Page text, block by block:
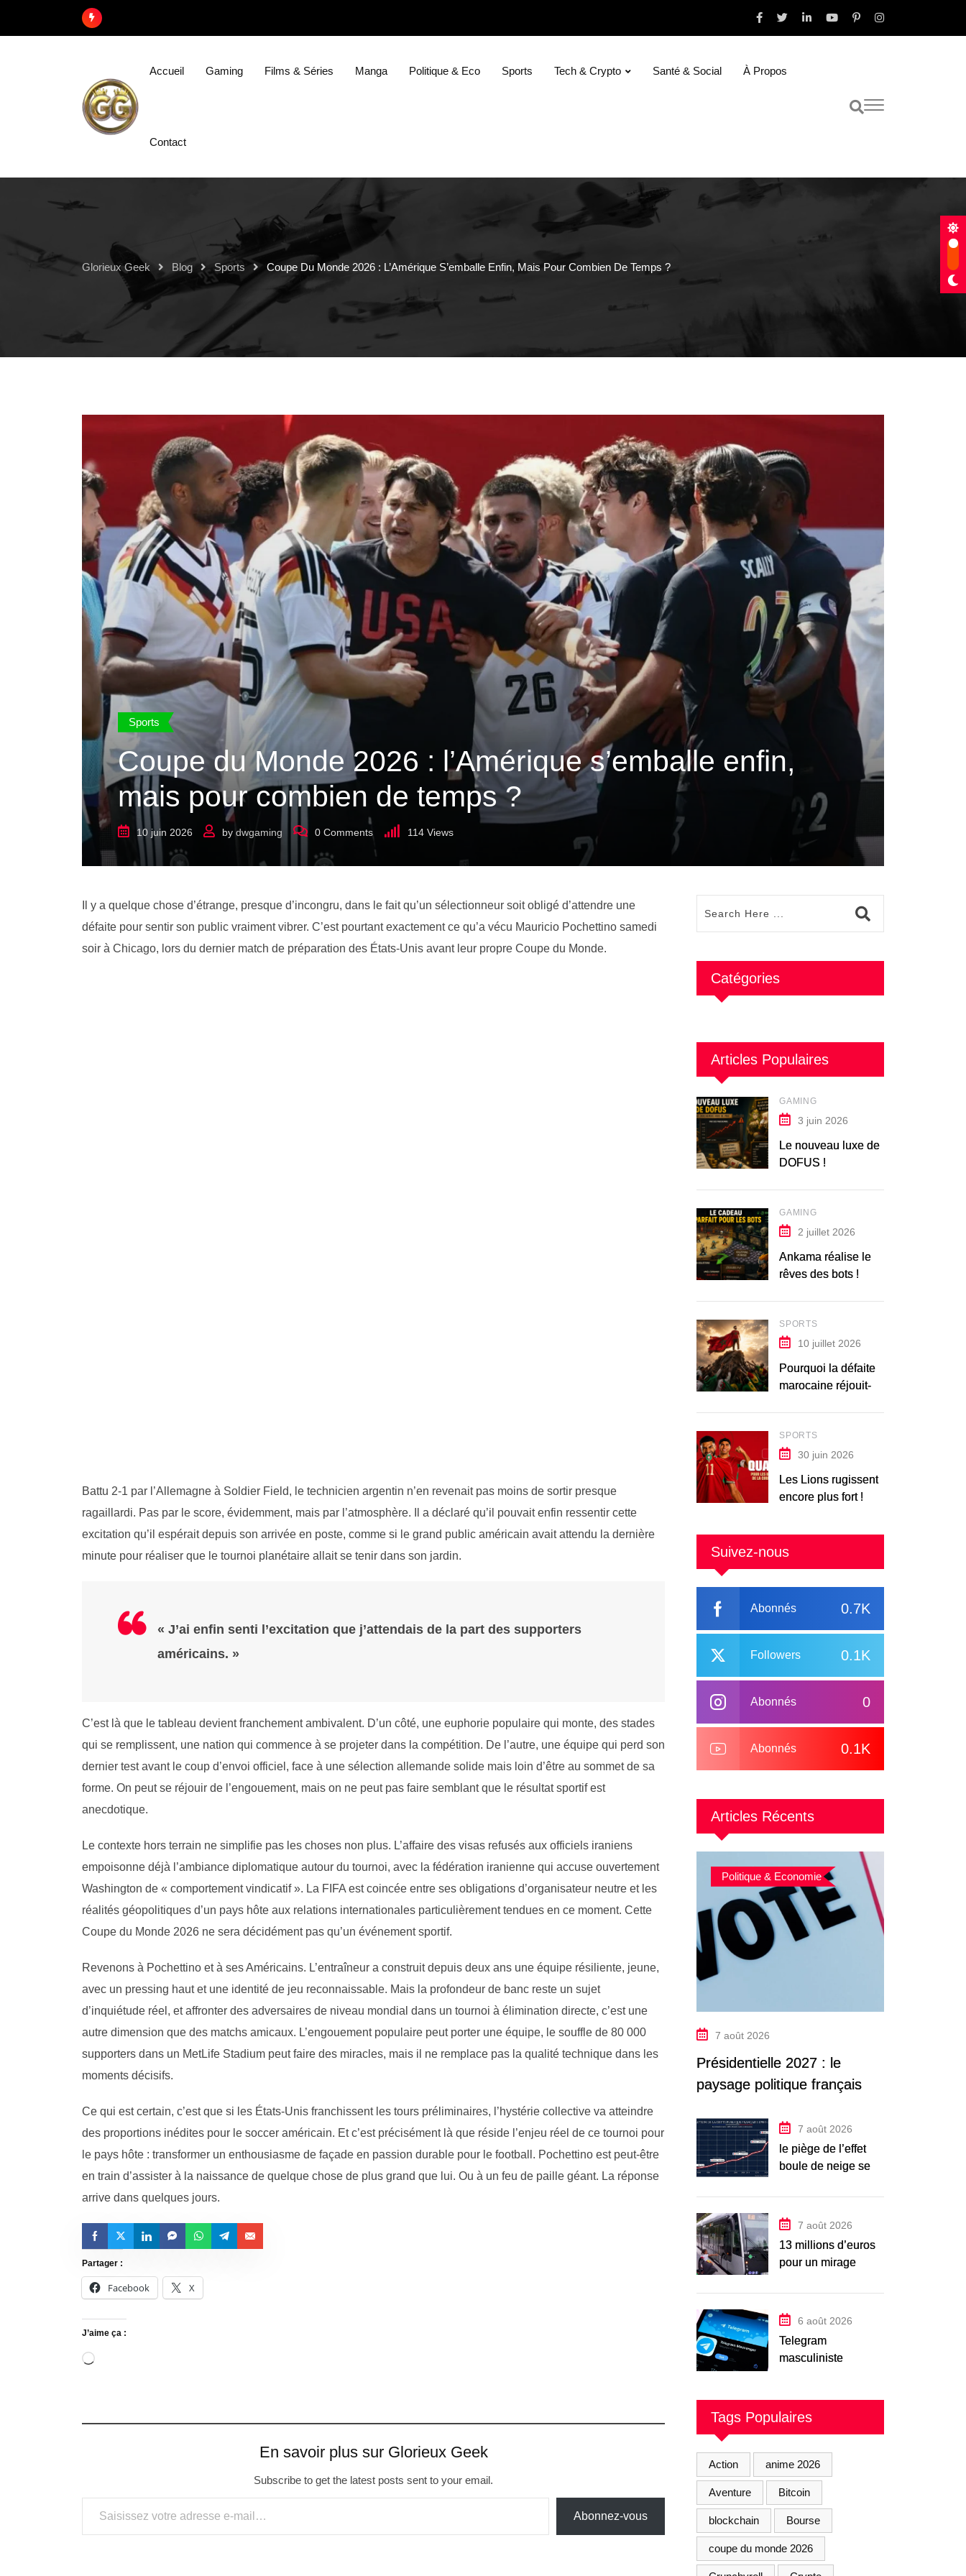
Accueil Gaming Films & Séries Manga Politique & Eco Sports Tech & Crypto Santé & Social À Propos
Contact
Glorieux Geek Blog Sports Coupe Du Monde 2026 : L’Amérique S’emballe Enfin, Mais Pour Combien De Temps ?
Sports
Coupe du Monde 2026 : l’Amérique s’emballe enfin,
mais pour combien de temps ?
10 juin 2026 by dwgaming 0 Comments 114 Views
Il y a quelque chose d’étrange, presque d’incongru, dans le fait qu’un sélectionneur soit obligé d’attendre une
défaite pour sentir son public vraiment vibrer. C’est pourtant exactement ce qu’a vécu Mauricio Pochettino samedi
soir à Chicago, lors du dernier match de préparation des États-Unis avant leur propre Coupe du Monde.
Battu 2-1 par l’Allemagne à Soldier Field, le technicien argentin n’en revenait pas moins de sortir presque
ragaillardi. Pas par le score, évidemment, mais par l’atmosphère. Il a déclaré qu’il pouvait enfin ressentir cette
excitation qu’il espérait depuis son arrivée en poste, comme si le grand public américain avait attendu la dernière
minute pour réaliser que le tournoi planétaire allait se tenir dans son jardin.
« J’ai enfin senti l’excitation que j’attendais de la part des supporters
américains. »
C’est là que le tableau devient franchement ambivalent. D’un côté, une euphorie populaire qui monte, des stades
qui se remplissent, une nation qui commence à se projeter dans la compétition. De l’autre, une équipe qui perd son
dernier test avant le coup d’envoi officiel, face à une sélection allemande solide mais loin d’être au sommet de sa
forme. On peut se réjouir de l’engouement, mais on ne peut pas faire semblant que le résultat sportif est
anecdotique.
Le contexte hors terrain ne simplifie pas les choses non plus. L’affaire des visas refusés aux officiels iraniens
empoisonne déjà l’ambiance diplomatique autour du tournoi, avec la fédération iranienne qui accuse ouvertement
Washington de « comportement vindicatif ». La FIFA est coincée entre ses obligations d’organisateur neutre et les
réalités géopolitiques d’un pays hôte aux relations internationales particulièrement tendues en ce moment. Cette
Coupe du Monde 2026 ne sera décidément pas qu’un événement sportif.
Revenons à Pochettino et à ses Américains. L’entraîneur a construit depuis deux ans une équipe résiliente, jeune,
avec un pressing haut et une identité de jeu reconnaissable. Mais la profondeur de banc reste un sujet
d’inquiétude réel, et affronter des adversaires de niveau mondial dans un tournoi à élimination directe, c’est une
autre dimension que des matchs amicaux. L’engouement populaire peut porter une équipe, le souffle de 80 000
supporters dans un MetLife Stadium peut faire des miracles, mais il ne remplace pas la qualité technique dans les
moments décisifs.
Ce qui est certain, c’est que si les États-Unis franchissent les tours préliminaires, l’hystérie collective va atteindre
des proportions inédites pour le soccer américain. Et c’est précisément là que réside l’enjeu réel de ce tournoi pour
le pays hôte : transformer un enthousiasme de façade en passion durable pour le football. Pochettino est peut-être
en train d’assister à la naissance de quelque chose de plus grand que lui. Ou à un feu de paille géant. La réponse
arrive dans quelques jours.
Partager :
Facebook X
J’aime ça :
En savoir plus sur Glorieux Geek
Subscribe to get the latest posts sent to your email.
Abonnez-vous
Catégories
Articles Populaires
GAMING
3 juin 2026
Le nouveau luxe de
DOFUS !
GAMING
2 juillet 2026
Ankama réalise le
rêves des bots !
SPORTS
10 juillet 2026
Pourquoi la défaite
marocaine réjouit-
SPORTS
30 juin 2026
Les Lions rugissent
encore plus fort !
Suivez-nous
0.7K
Abonnés
0.1K
Followers
0
Abonnés
0.1K
Abonnés
Articles Récents
Politique & Economie
7 août 2026
Présidentielle 2027 : le
paysage politique français en
7 août 2026
le piège de l’effet
boule de neige se
7 août 2026
13 millions d’euros
pour un mirage
inauguré par
Macron
6 août 2026
Telegram
masculiniste
après une enquête
Tags Populaires
Action anime 2026
Aventure Bitcoin
blockchain Bourse
coupe du monde 2026